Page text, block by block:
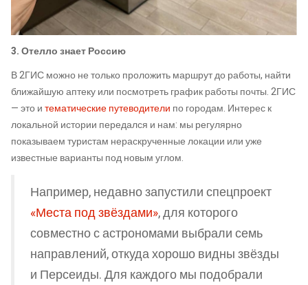
3. Отелло знает Россию
В 2ГИС можно не только проложить маршрут до работы, найти
ближайшую аптеку или посмотреть график работы почты. 2ГИС
— это итематические путеводители по городам. Интерес к
локальной истории передался и нам: мы регулярно
показываем туристам нераскрученные локации или уже
известные варианты под новым углом.
Например, недавно запустили спецпроект
«Места под звёздами», для которого
совместно с астрономами выбрали семь
направлений, откуда хорошо видны звёзды
и Персеиды. Для каждого мы подобрали